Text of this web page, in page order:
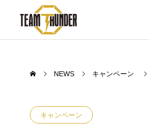
NEWS キャンペーン
キャンペーン